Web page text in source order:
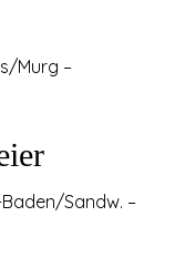
Murg –
Sandw. –